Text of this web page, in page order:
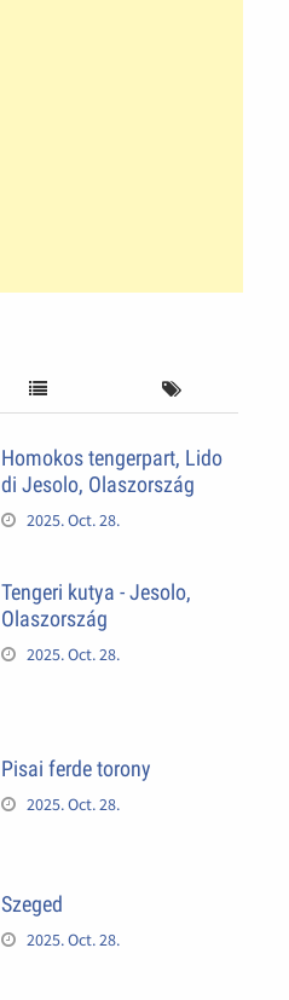
Homokos tengerpart, Lido
di Jesolo, Olaszország
2025. Oct. 28.
Tengeri kutya - Jesolo,
Olaszország
2025. Oct. 28.
Pisai ferde torony
2025. Oct. 28.
Szeged
2025. Oct. 28.